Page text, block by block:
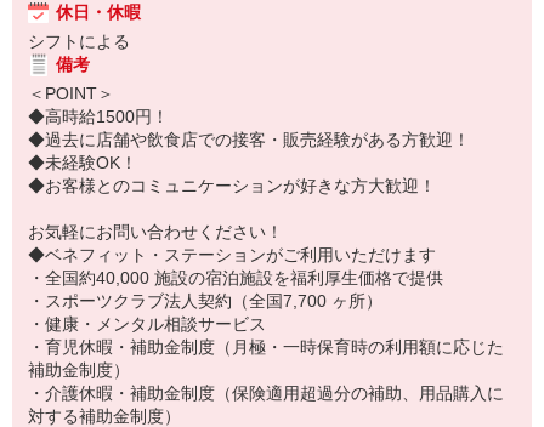
休日・休暇
シフトによる
備考
＜POINT＞
◆高時給1500円！
◆過去に店舗や飲食店での接客・販売経験がある方歓迎！
◆未経験OK！
◆お客様とのコミュニケーションが好きな方大歓迎！
お気軽にお問い合わせください！
◆ベネフィット・ステーションがご利用いただけます
・全国約40,000 施設の宿泊施設を福利厚生価格で提供
・スポーツクラブ法人契約（全国7,700 ヶ所）
・健康・メンタル相談サービス
・育児休暇・補助金制度（月極・一時保育時の利用額に応じた
補助金制度）
・介護休暇・補助金制度（保険適用超過分の補助、用品購入に
対する補助金制度）